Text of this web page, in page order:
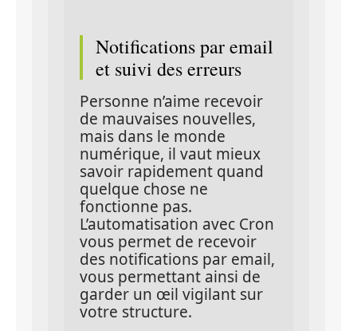
Notifications par email
et suivi des erreurs
Personne n’aime recevoir
de mauvaises nouvelles,
mais dans le monde
numérique, il vaut mieux
savoir rapidement quand
quelque chose ne
fonctionne pas.
L’automatisation avec Cron
vous permet de recevoir
des notifications par email,
vous permettant ainsi de
garder un œil vigilant sur
votre structure.